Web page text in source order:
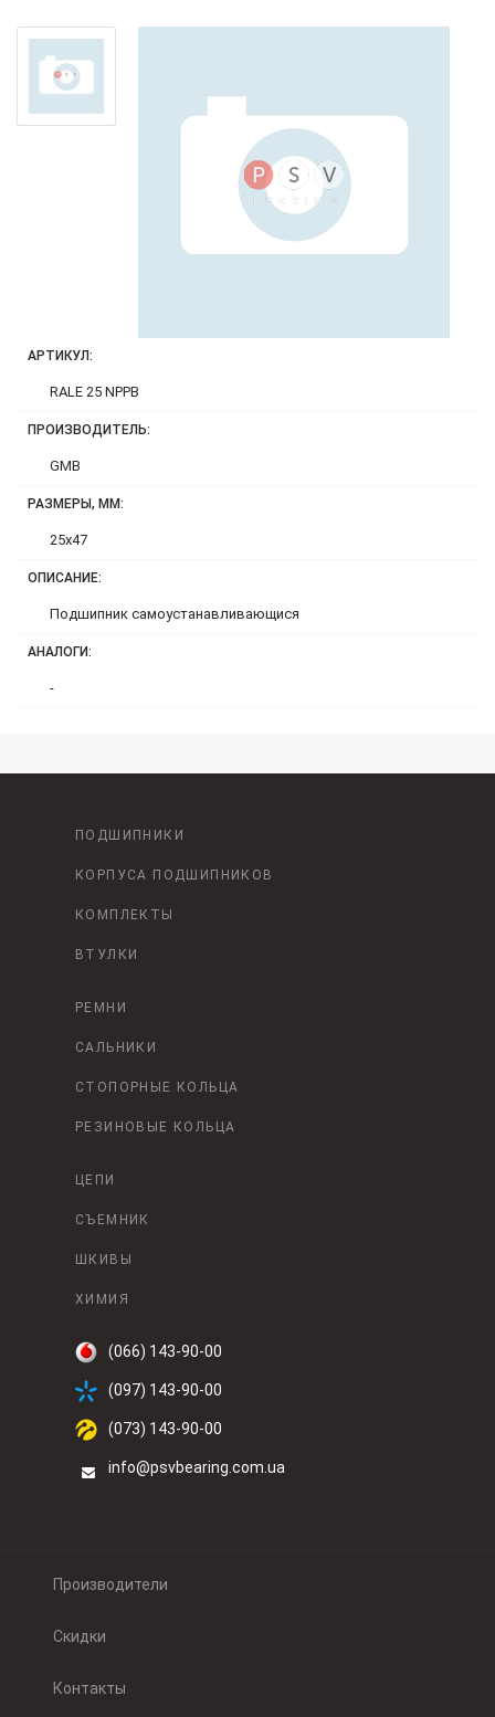
АРТИКУЛ:
RALE 25 NPPB
ПРОИЗВОДИТЕЛЬ:
GMB
РАЗМЕРЫ, ММ:
25x47
ОПИСАНИЕ:
Подшипник самоустанавливающися
АНАЛОГИ:
-
ПОДШИПНИКИ
КОРПУСА ПОДШИПНИКОВ
КОМПЛЕКТЫ
ВТУЛКИ
РЕМНИ
САЛЬНИКИ
СТОПОРНЫЕ КОЛЬЦА
РЕЗИНОВЫЕ КОЛЬЦА
ЦЕПИ
СЪЕМНИК
ШКИВЫ
ХИМИЯ
(066) 143-90-00
(097) 143-90-00
(073) 143-90-00
info@psvbearing.com.ua
Производители
Скидки
Контакты